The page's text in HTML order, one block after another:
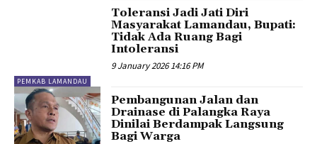
PEMKAB LAMANDAU
Toleransi Jadi Jati Diri
Masyarakat Lamandau, Bupati:
Tidak Ada Ruang Bagi
Intoleransi
9 January 2026 14:16 PM
Pembangunan Jalan dan
Drainase di Palangka Raya
Dinilai Berdampak Langsung
Bagi Warga